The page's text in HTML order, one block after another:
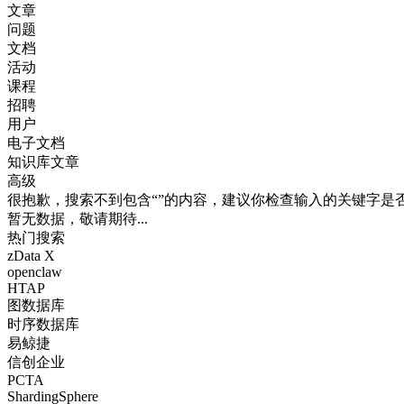
文章
问题
文档
活动
课程
招聘
用户
电子文档
知识库文章
高级
很抱歉，搜索不到包含“”的内容，建议你检查输入的关键字是
暂无数据，敬请期待...
热门搜索
zData X
openclaw
HTAP
图数据库
时序数据库
易鲸捷
信创企业
PCTA
ShardingSphere